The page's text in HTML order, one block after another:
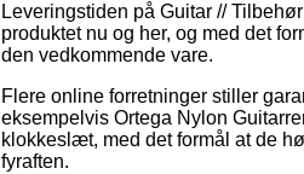
Leveringstiden på Guitar //
produktet nu og her, og med det
den vedkommende vare.
Flere online forretninger stiller
eksempelvis Ortega Nylon
klokkeslæt, med det formål at de
fyraften.